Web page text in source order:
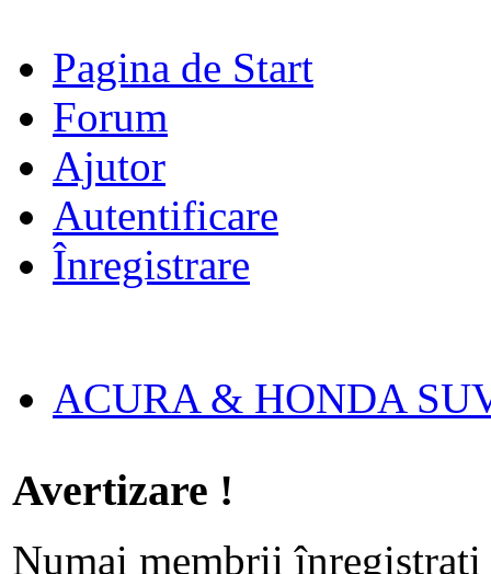
Pagina de Start
Forum
Ajutor
Autentificare
Înregistrare
ACURA & HONDA
Avertizare !
Numai membrii înregistraţi